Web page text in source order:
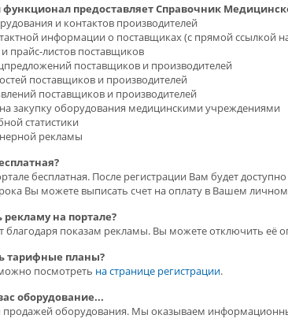
функционал предоставляет Справочник
и контактов производителей
информации о поставщиках (с прямой ссылкой
прайс-листов поставщиков
поставщиков и производителей
поставщиков и производителей
поставщиков и производителей
на закупку оборудования медицинскими учреждениями
статистики
рекламы
бесплатная. После регистрации Вам будет
Вы можете выписать счет на оплату в Вашем
на портале?
благодаря показам рекламы. Вы можете отключить её
тарифные планы?
посмотреть на странице регистрации.
оборудование...
продажей оборудования. Мы оказываем